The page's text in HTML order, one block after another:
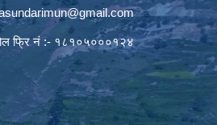
फ्रि नं :- १८१०५०००१२४